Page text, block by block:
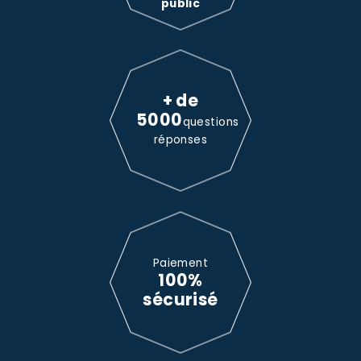
public
+ de
5000questions
réponses
Paiement
100%
sécurisé